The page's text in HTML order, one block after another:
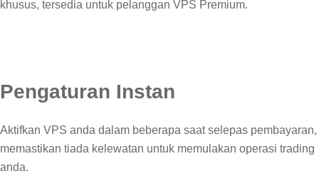
khusus, tersedia untuk pelanggan VPS Premium.
Pengaturan Instan
Aktifkan VPS anda dalam beberapa saat selepas pembayaran,
memastikan tiada kelewatan untuk memulakan operasi trading
anda.